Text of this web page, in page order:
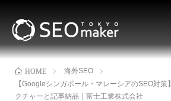
HOME
海外SEO
【Googleシンガポール・マレーシアのSEO対策
クチャーと記事納品｜富士工業株式会社